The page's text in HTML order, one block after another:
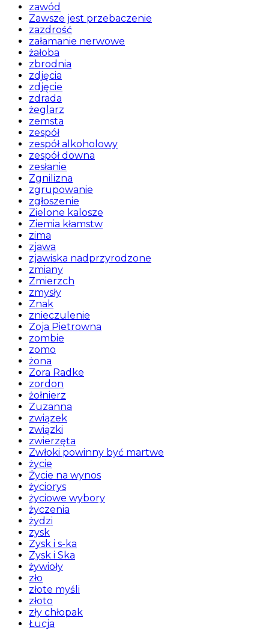
zawód
Zawsze jest przebaczenie
zazdrość
załamanie nerwowe
żałoba
zbrodnia
zdjęcia
zdjęcie
zdrada
żeglarz
zemsta
zespół
zespół alkoholowy
zespół downa
zesłanie
Zgnilizna
zgrupowanie
zgłoszenie
Zielone kalosze
Ziemia kłamstw
zima
zjawa
zjawiska nadprzyrodzone
zmiany
Zmierzch
zmysły
Znak
znieczulenie
Zoja Pietrowna
zombie
zomo
żona
Zora Radke
zordon
żołnierz
Zuzanna
związek
związki
zwierzęta
Zwłoki powinny być martwe
życie
Życie na wynos
życiorys
życiowe wybory
życzenia
żydzi
zysk
Zysk i s-ka
Zysk i Ska
żywioły
zło
złote myśli
złoto
zły chłopak
Łucja